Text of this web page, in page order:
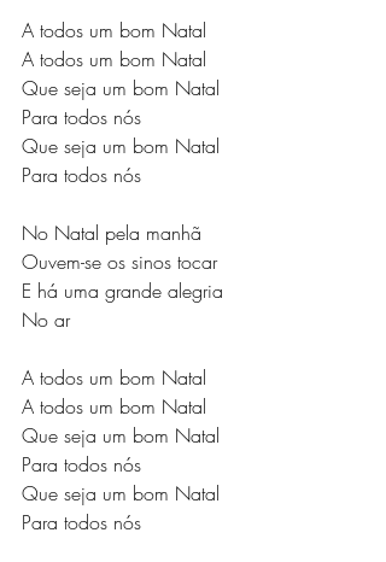
A todos um bom Natal
A todos um bom Natal
Que seja um bom Natal
Para todos nós
Que seja um bom Natal
Para todos nós
No Natal pela manhã
Ouvem-se os sinos tocar
E há uma grande alegria
No ar
A todos um bom Natal
A todos um bom Natal
Que seja um bom Natal
Para todos nós
Que seja um bom Natal
Para todos nós